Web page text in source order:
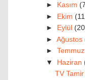
► Kasım
► Ekim
► Eylül
► Ağustos
► Temmuz
▼ Haziran
TV